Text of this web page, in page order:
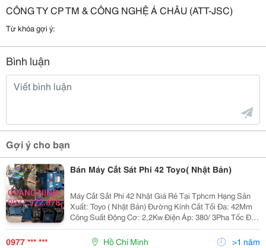
CÔNG TY CP TM & CÔNG NGHỆ Á CHÂU (ATT-JSC)
Từ khóa gợi ý:
Bình luận
Gợi ý cho bạn
Bán Máy Cắt Sát Phi 42 Toyo( Nhật Bản)
Máy Cắt Sắt Phi 42 Nhật Giá Rẻ Tại Tphcm Hạng Sản
Xuất: Toyo ( Nhật Bản) Đường Kính Cắt Tối Đa: 42Mm
Công Suất Động Cơ: 2,2Kw Điện Áp: 380/ 3Pha Tốc Độ
Cắt/ Uốn: 2S Trọng Lượng 680Kg Cắt Các Kiểu Sắt
Như: Thép Tấm, Thép Ống, Thép Thanh....
0977 *** *** Hồ Chí Minh >1 năm